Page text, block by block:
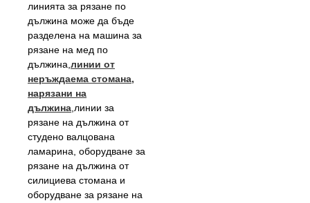
линията за рязане по
дължина може да бъде
разделена на машина за
рязане на мед по
дължина, линии от
неръждаема стомана,
нарязани на
дължина линии за
рязане на дължина от
студено валцована
ламарина, оборудване за
рязане на дължина от
силициева стомана и
оборудване за рязане на